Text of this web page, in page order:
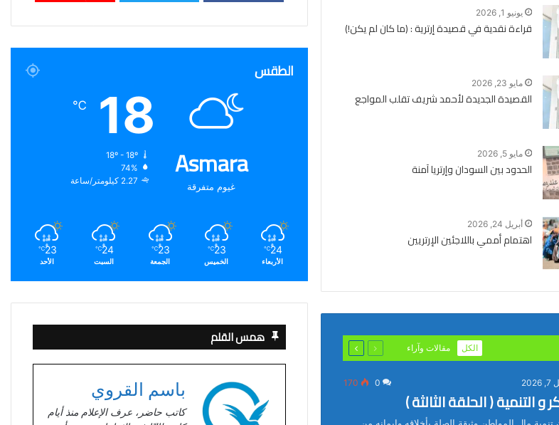
يونيو 1, 2026
قراءة نقدية في قصيدة إرترية : (ما كان لم يكن!)
مايو 23, 2026
القصيدة الجديدة لأحمد شريف تقلب المواجع
مايو 5, 2026
الحدود بين السودان وإرتريا آمنة
أبريل 24, 2026
اهتمام أممي باللاجئين الإرتريين
الكل مقالات وآراء
السابقة
الصفحة
التالية
0
170
التنمية ( الحلقة الثالثة )
مال المواطن وثيقة الصلة بأخلاقه وإيمانه من
الطقس
Asmara
غيوم متفرقة
18
℃
18º - 18º
74%
2.27 كيلومتر/ساعة
24
℃
الأربعاء
23
℃
الخميس
23
℃
الجمعة
24
℃
السبت
23
℃
الأحد
همس القلم
باسم القروي
كاتب حاضر، عرف الإعلام منذ أيام